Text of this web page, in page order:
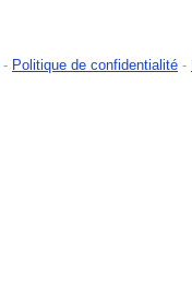
- Politique de confidentialité -